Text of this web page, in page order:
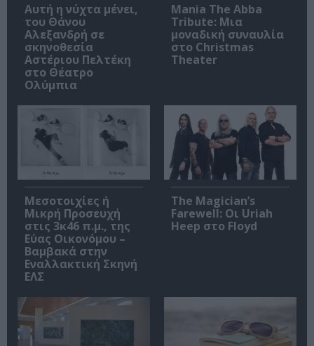
Αυτή η νύχτα μένει,
του Θάνου
Αλεξανδρή σε
σκηνοθεσία
Αστέριου Πελτέκη
στο Θέατρο
Ολύμπια
Mania The Abba
Tribute: Μια
μοναδική συναυλία
στο Christmas
Theater
Μεσοτοιχίες ή
Μικρή Προσευχή
στις 3κ46 π.μ., της
Εύας Οικονόμου –
Βαμβακά στην
Εναλλακτική Σκηνή
ΕΛΣ
The Magician’s
Farewell: Οι Uriah
Heep στο Floyd